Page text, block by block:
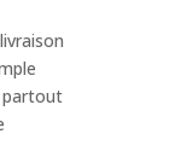
partout